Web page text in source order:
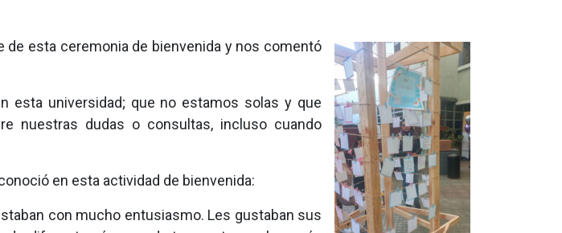
de esta ceremonia de bienvenida y nos comentó
esta universidad; que no estamos solas y que
nuestras dudas o consultas, incluso cuando
en esta actividad de bienvenida:
con mucho entusiasmo. Les gustaban sus